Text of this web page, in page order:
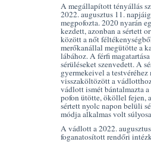
A megállapított tényállás
2022. augusztus 11.
megpofozta. 2020 nyarán
kezdett, azonban a sértett
között a nőt
merőkanállal megütötte a
lábához. A férfi
sérüléseket szenvedett. A
gyermekeivel a
visszaköltözött a
vádlott ismét bántalmazta
pofon ütötte, ököllel fejen,
sértett nyolc napon belüli
módja alkalmas volt
A vádlott a 2022.
foganatosított rendőri